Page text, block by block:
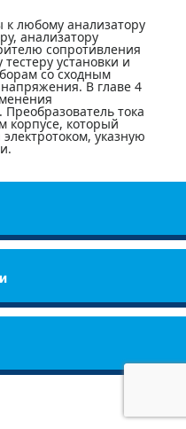
любому анализатору
анализатору
сопротивления
установки и
со сходным
В главе 4
тока
корпусе, который
указную